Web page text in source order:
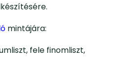
mintájára:
fele finomliszt,